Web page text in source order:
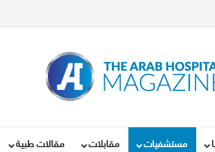
مستشفيات مقابلات مقالات طبية